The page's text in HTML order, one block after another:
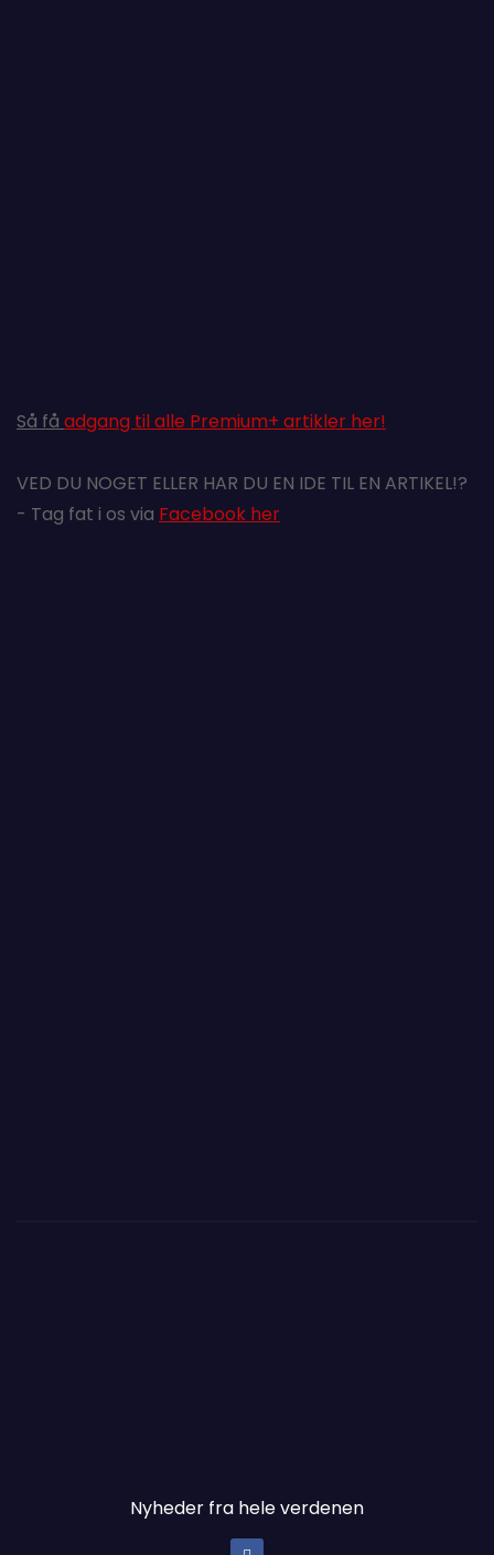
Så få adgang til alle Premium+ artikler her!
VED DU NOGET ELLER HAR DU EN IDE TIL EN ARTIKEL!?
- Tag fat i os via Facebook her
Nyheder fra hele verdenen